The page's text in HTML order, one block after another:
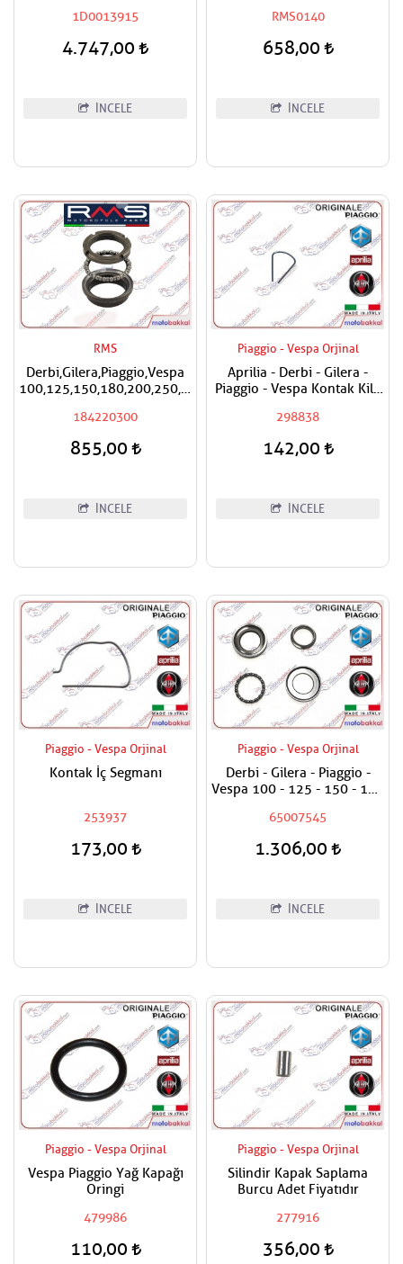
Sinyal Flaşörü
1D0013915
4.747,00
İNCELE
Balatası
RMS0140
658,00
İNCELE
RMS
Derbi,Gilera,Piaggio,Vespa
100,125,150,180,200,250,300,400
Mesnet Maşa Bilyası
184220300
855,00
İNCELE
Piaggio - Vespa Orjinal
Aprilia - Derbi - Gilera -
Piaggio - Vespa Kontak Kilit
298838
142,00
İNCELE
Piaggio - Vespa Orjinal
Kontak İç Segmanı
253937
173,00
İNCELE
Piaggio - Vespa Orjinal
Derbi - Gilera - Piaggio -
Vespa 100 - 125 - 150 - 180
Maşa Rulman Set Alt - Furş
Rulman Set Alt
65007545
1.306,00
İNCELE
Piaggio - Vespa Orjinal
Vespa Piaggio Yağ Kapağı
Oringi
479986
110,00
Piaggio - Vespa Orjinal
Silindir Kapak Saplama
Burcu Adet Fiyatıdır
277916
356,00